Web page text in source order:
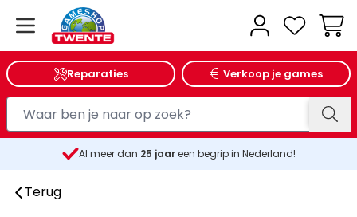
Reparaties Verkoop je games
Al meer dan 25 jaareen begrip in Nederland!
Terug